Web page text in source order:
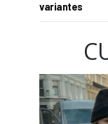
variantes